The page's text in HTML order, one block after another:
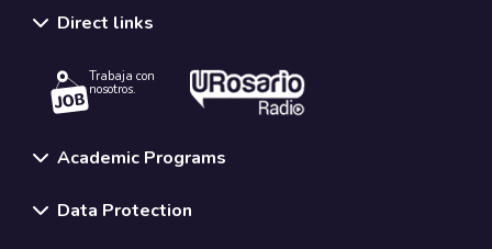
Direct links
Trabaja con
nosotros.
Academic Programs
Data Protection